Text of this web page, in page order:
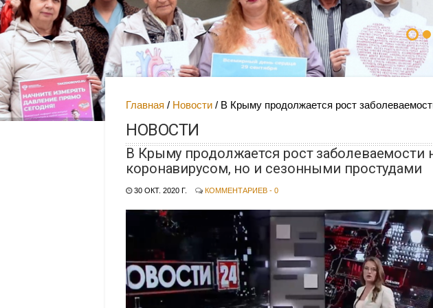
Главная Новости В Крыму продолжается рост
НОВОСТИ
В Крыму продолжается рост заболеваемости
коронавирусом, но и сезонными простудами
30 ОКТ. 2020 Г. КОММЕНТАРИЕВ - 0